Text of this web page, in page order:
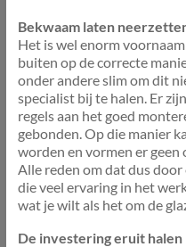
Bekwaam laten
Het is wel enorm
buiten op de correcte
onder andere slim om dit
specialist bij te halen. Er
regels aan het goed
gebonden. Op die manier
worden en vormen er
Alle reden om dat dus
die veel ervaring in het
wat je wilt als het om de
De investering eruit halen